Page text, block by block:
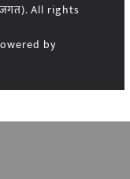
. All rights
by